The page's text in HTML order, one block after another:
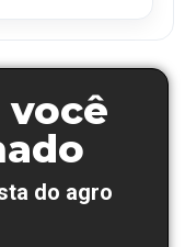
você
do agro